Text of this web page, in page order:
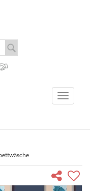
Toggle